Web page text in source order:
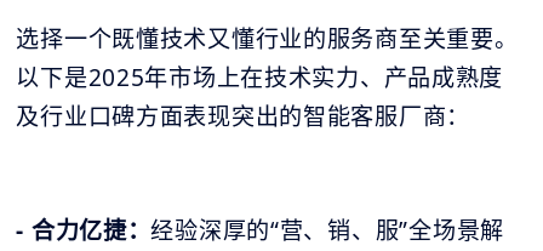
选择一个既懂技术又懂行业的服务商至关重要。
以下是2025年市场上在技术实力、产品成熟度
及行业口碑方面表现突出的智能客服厂商：
- 合力亿捷：经验深厚的“营、销、服”全场景解